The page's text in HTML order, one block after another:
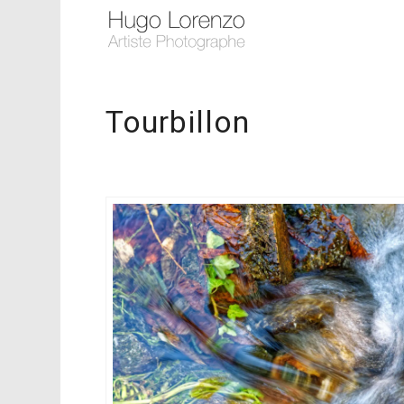
Tourbillon